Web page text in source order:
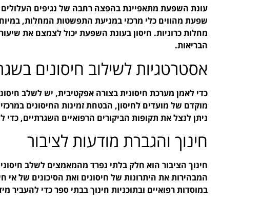
עונת השפעת מתאפיינת בהפצה רחבה של נגיפים העלולים
שפעת מהווים כלי מרכזי במניעת התפשטות המחלות,
מחלות כרוניות. חיסון בעונת השפעת יכול לצמצם את
הבריאות.
אסטרטגיות לשילוב חיסונים
כדי לאמן מערכת חיסונית בצורה אפקטיבית, יש לשלב
מוקדם של מועדים לחיסון, הבטחת זמינות החיסונים
ניתן לנצל את תקופות הביקורים הרפואיים השגרתיים,
חינוך והגברת מודעות לציבור
חינוך הציבור הוא חלק בלתי נפרד מהמאמצים לשלב
המבהירות את היתרונות של חיסונים ואת הסיכונים של
במוסדות רפואיים ובתוכניות חינוך בבתי ספר כדי להעביר